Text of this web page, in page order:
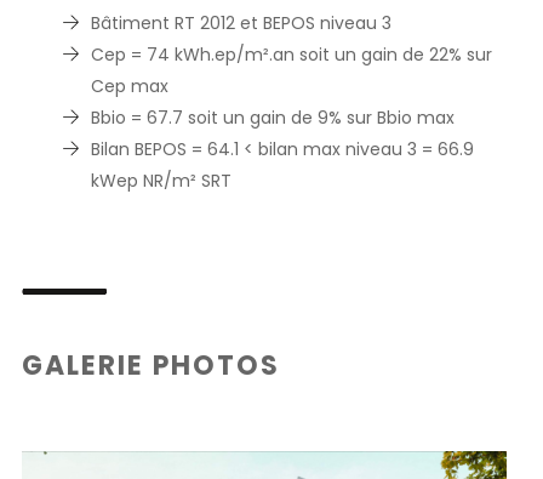
Bâtiment RT 2012 et BEPOS niveau 3
Cep = 74 kWh.ep/m².an soit un gain de 22% sur
Cep max
Bbio = 67.7 soit un gain de 9% sur Bbio max
Bilan BEPOS = 64.1 < bilan max niveau 3 = 66.9
kWep NR/m² SRT
GALERIE PHOTOS